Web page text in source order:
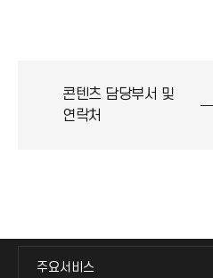
콘텐츠 담당부서 및
연락처
주요서비스